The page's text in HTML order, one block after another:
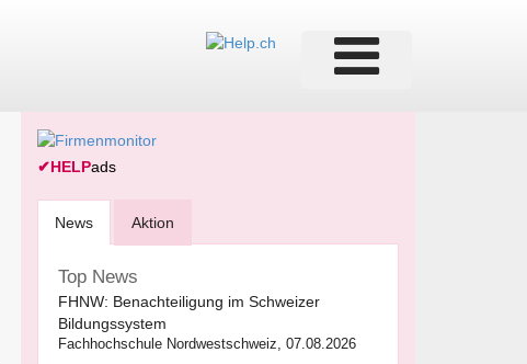
✔HELPads
News Aktion
Top News
FHNW: Benachteiligung im Schweizer
Bildungssystem
Fachhochschule Nordwestschweiz, 07.08.2026